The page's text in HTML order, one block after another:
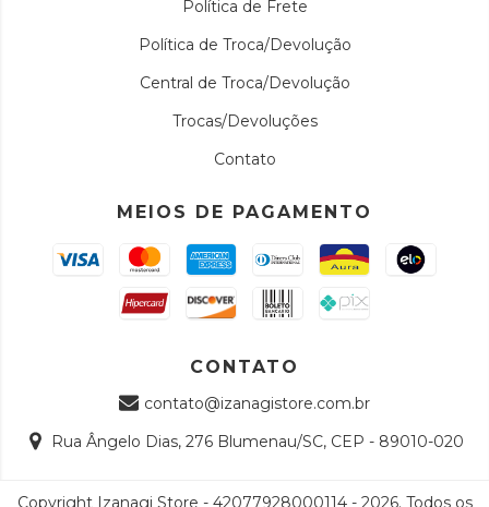
Política de Frete
Política de Troca/Devolução
Central de Troca/Devolução
Trocas/Devoluções
Contato
MEIOS DE PAGAMENTO
CONTATO
contato@izanagistore.com.br
Rua Ângelo Dias, 276 Blumenau/SC, CEP - 89010-020
Copyright Izanagi Store - 42077928000114 - 2026. Todos os